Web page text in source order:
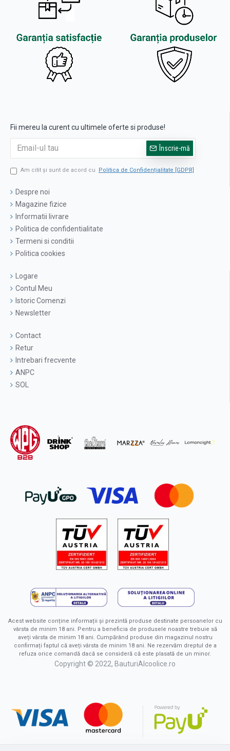
Fii mereu la curent cu ultimele oferte si produse!
Înscrie-mă
Am citit şi sunt de acord cu Politica de Confidențialitate [GDPR]
Despre noi
Magazine fizice
Informatii livrare
Politica de confidentialitate
Termeni si conditii
Politica cookies
Logare
Contul Meu
Istoric Comenzi
Newsletter
Contact
Retur
Intrebari frecvente
ANPC
SOL
Acest website conține informații și prezintă produse destinate persoanelor cu
vârsta de minim 18 ani. Pentru a beneficia de produsele noastre trebuie să
aveți vârsta de minim 18 ani. Cumpărând produse din magazinul nostru
confirmați faptul că aveți vârsta de minim 18 ani. Ne rezervăm dreptul de a
refuza orice comandă dacă se consideră că este plasată de un minor.
Copyright © 2022, BauturiAlcoolice.ro